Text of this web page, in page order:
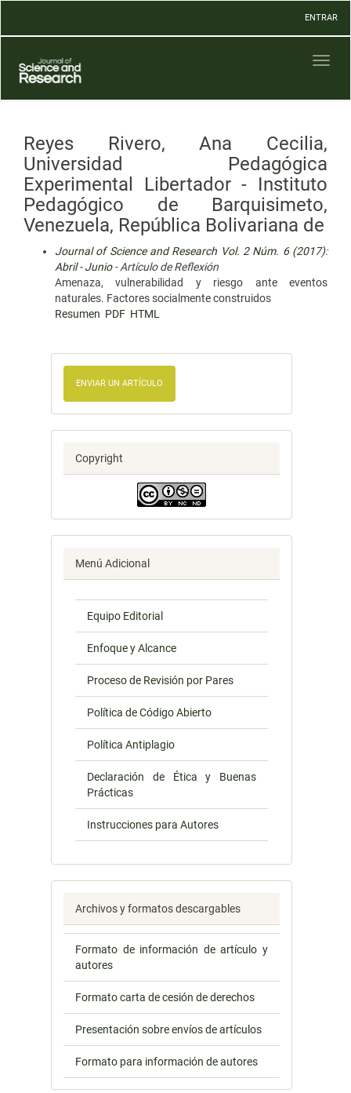
Contenido
Barra
lateral
ENTRAR
Reyes Rivero, Ana Cecilia,
Universidad Pedagógica
Experimental Libertador - Instituto
Pedagógico de Barquisimeto,
Venezuela, República Bolivariana de
Journal of Science and Research Vol. 2 Núm. 6 (2017):
Abril - Junio- Artículo de Reflexión
Amenaza, vulnerabilidad y riesgo ante eventos
naturales. Factores socialmente construidos
Resumen PDF HTML
ENVIAR UN ARTÍCULO
Copyright
Menú Adicional
Equipo Editorial
Enfoque y Alcance
Proceso de Revisión por Pares
Política de Código Abierto
Política Antiplagio
Declaración de Ética y Buenas
Prácticas
Instrucciones para Autores
Archivos y formatos descargables
Formato de información de artículo y
autores
Formato carta de cesión de derechos
Presentación sobre envíos de artículos
Formato para información de autores